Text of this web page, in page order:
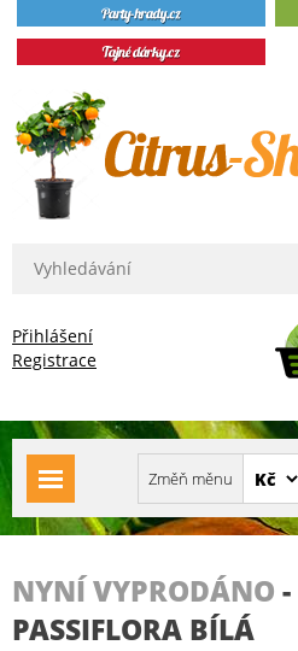
Přihlášení
Registrace
NYNÍ VYPRODÁNO -
PASSIFLORA BÍLÁ